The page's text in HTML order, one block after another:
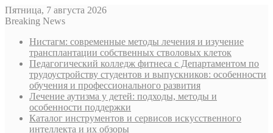
Пятница, 7 августа 2026
Breaking News
Нистагм: современные методы лечения и изучение
трансплантации собственных стволовых клеток
Педагогический колледж фитнеса с Департаментом по
трудоустройству студентов и выпускников: особенности
обучения и профессионального развития
Лечение аутизма у детей: подходы, методы и
особенности поддержки
Каталог инструментов и сервисов искусственного
интеллекта и их обзоры